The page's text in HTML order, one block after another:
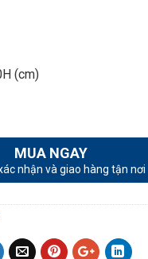
(cm)
MUA NGAY
nhận và giao hàng tận nơi